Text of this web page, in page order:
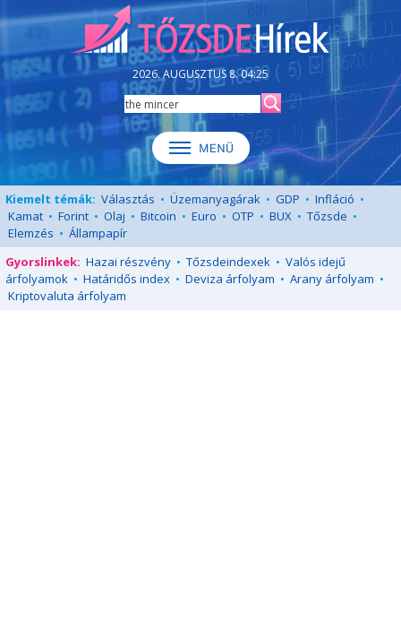
2026. AUGUSZTUS 8. 04:25
Kiemelt témák: Választás • Üzemanyagárak • GDP • Infláció •
Kamat • Forint • Olaj • Bitcoin • Euro • OTP • BUX • Tőzsde •
Elemzés • Állampapír
Gyorslinkek: Hazai részvény • Tőzsdeindexek • Valós idejű
árfolyamok • Határidős index • Deviza árfolyam • Arany árfolyam •
Kriptovaluta árfolyam